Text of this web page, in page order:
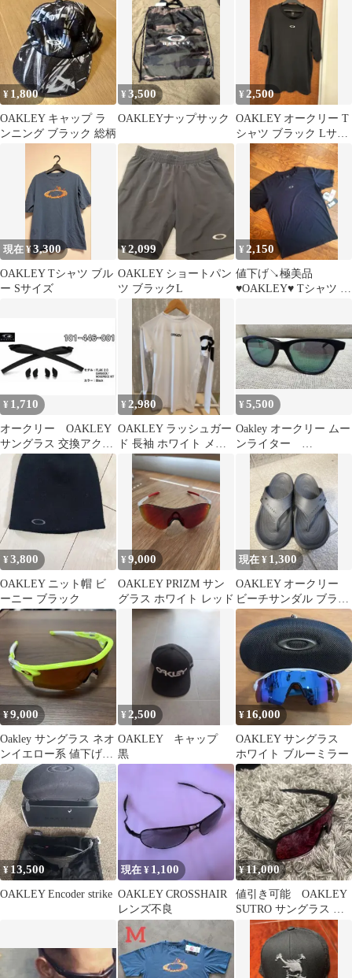
¥ 1,800
OAKLEY キャップ ラ
ンニング ブラック 総柄
¥3,500
OAKLEYナップサック
¥ 2,500
OAKLEY オークリー T
シャツ ブラック Lサイ
現在 ¥3,300
OAKLEY Tシャツ ブル
ー Sサイズ
¥2,099
OAKLEY ショートパン
ツ ブラックL
¥ 2,150
値下げ↘極美品
♥OAKLEY♥ Tシャツ M
¥ 1,710
オークリー OAKLEY
サングラス 交換アクセ
サリー
¥ 2,980
OAKLEY ラッシュガー
ド 長袖 ホワイト メン
ズ M
¥5,500
Oakley オークリー ムー
ンライター
moonlighter
¥3,800
OAKLEY ニット帽 ビ
ーニー ブラック
¥9,000
OAKLEY PRIZM サン
グラス ホワイト レッド
現在 ¥ 1,300
OAKLEY オークリー
ビーチサンダル ブラッ
ク 28cm
¥9,000
Oakley サングラス ネオ
ンイエロー系 値下げ交
渉可能！
¥2,500
OAKLEY キャップ
黒
¥ 16,000
OAKLEY サングラス
ホワイト ブルーミラー
¥ 13,500
OAKLEY Encoder strike
現在 ¥ 1,100
OAKLEY CROSSHAIR
レンズ不良
¥11,000
値引き可能 OAKLEY
SUTRO サングラス ブ
ラック